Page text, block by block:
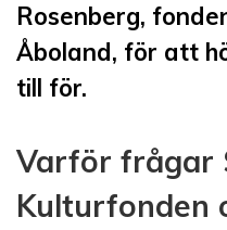
Rosenberg,
Åboland, för att
till för.
Varför frågar
Kulturfonden